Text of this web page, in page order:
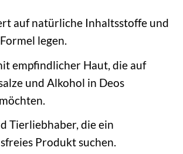
auf natürliche Inhaltsstoffe und
legen.
empfindlicher Haut, die auf
und Alkohol in Deos
Tierliebhaber, die ein
Produkt suchen.